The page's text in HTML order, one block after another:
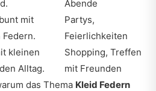
Abende
mit
Partys,
Feierlichkeiten
kleinen
Alltag.
Shopping, Treffen
mit Freunden
das Thema Kleid Federn